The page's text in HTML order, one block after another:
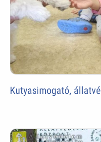
Kutyasimogató,